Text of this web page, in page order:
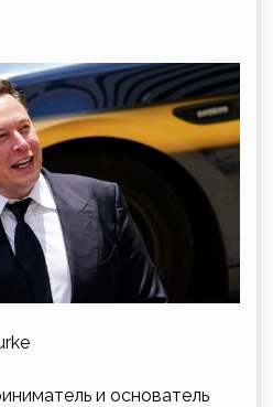
и основатель